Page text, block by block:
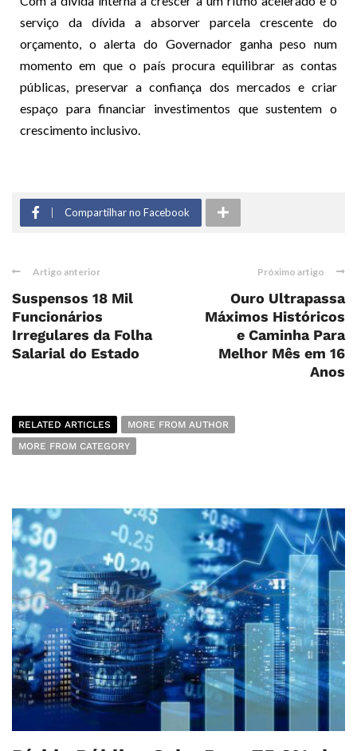
serviço da dívida a absorver parcela crescente do
orçamento, o alerta do Governador ganha peso num
momento em que o país procura equilibrar as contas
públicas, preservar a confiança dos mercados e criar
espaço para financiar investimentos que sustentem o
crescimento inclusivo.
Compartilhar no Facebook
Artigo anterior
Suspensos 18 Mil
Funcionários
Irregulares da Folha
Salarial do Estado
Próximo artigo
Ouro Ultrapassa
Máximos Históricos
e Caminha Para
Melhor Mês em 16
Anos
RELATED ARTICLES
MORE FROM AUTHOR
MORE FROM CATEGORY